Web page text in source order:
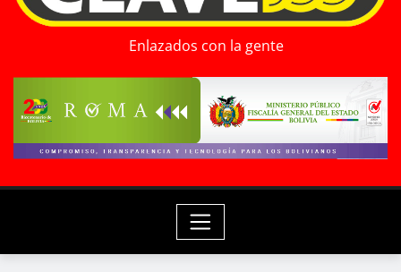
Enlazados con la gente